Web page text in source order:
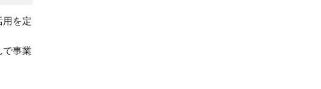
用を定
で事業